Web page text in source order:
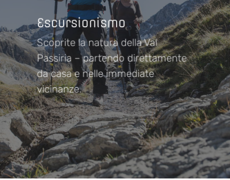
Escursionismo
Scoprite la natura della Val
Passiria – partendo direttamente
da casa e nelle immediate
vicinanze.